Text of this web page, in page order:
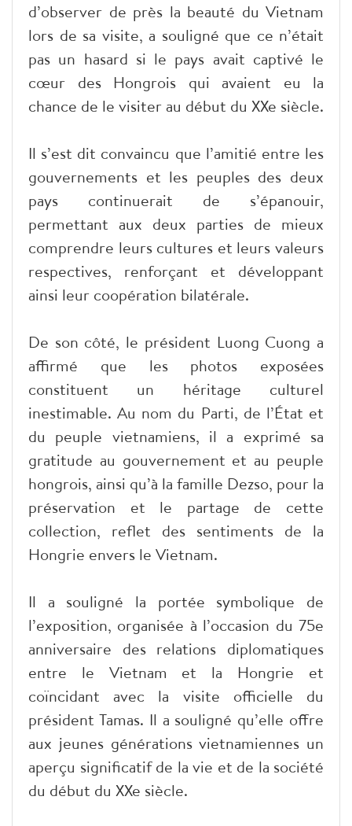
d’observer de près la beauté du Vietnam
lors de sa visite, a souligné que ce n’était
pas un hasard si le pays avait captivé le
cœur des Hongrois qui avaient eu la
chance de le visiter au début du XXe siècle.
Il s’est dit convaincu que l’amitié entre les
gouvernements et les peuples des deux
pays continuerait de s’épanouir,
permettant aux deux parties de mieux
comprendre leurs cultures et leurs valeurs
respectives, renforçant et développant
ainsi leur coopération bilatérale.
De son côté, le président Luong Cuong a
affirmé que les photos exposées
constituent un héritage culturel
inestimable. Au nom du Parti, de l’État et
du peuple vietnamiens, il a exprimé sa
gratitude au gouvernement et au peuple
hongrois, ainsi qu’à la famille Dezso, pour la
préservation et le partage de cette
collection, reflet des sentiments de la
Hongrie envers le Vietnam.
Il a souligné la portée symbolique de
l’exposition, organisée à l’occasion du 75e
anniversaire des relations diplomatiques
entre le Vietnam et la Hongrie et
coïncidant avec la visite officielle du
président Tamas. Il a souligné qu’elle offre
aux jeunes générations vietnamiennes un
aperçu significatif de la vie et de la société
du début du XXe siècle.